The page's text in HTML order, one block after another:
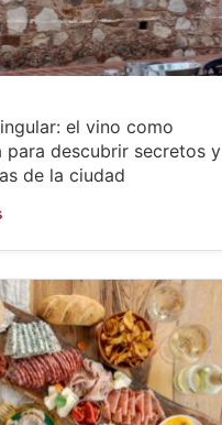
el vino como
para descubrir secretos y
de la ciudad